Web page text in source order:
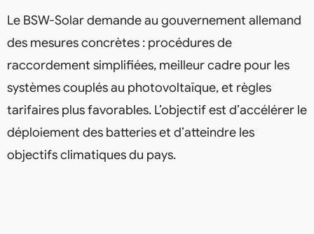
Le BSW-Solar demande au gouvernement allemand
des mesures concrètes : procédures de
raccordement simplifiées, meilleur cadre pour les
systèmes couplés au photovoltaïque, et règles
tarifaires plus favorables. L’objectif est d’accélérer le
déploiement des batteries et d’atteindre les
objectifs climatiques du pays.